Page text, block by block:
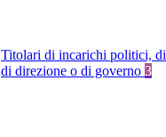
Titolari di incarichi politici,
di direzione o di governo 3